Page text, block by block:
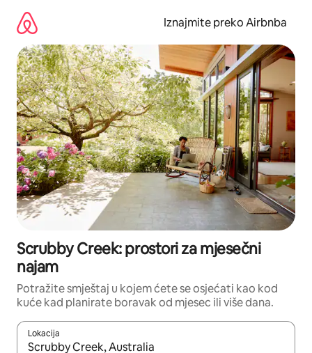
sadržaj
Iznajmite preko Airbnba
Scrubby Creek: prostori za mjesečni
najam
Potražite smještaj u kojem ćete se osjećati kao kod
kuće kad planirate boravak od mjesec ili više dana.
Lokacija
Kada budu dostupni rezultati, moći ćete ih pregledati